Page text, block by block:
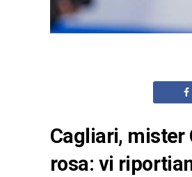
Cagliari, mister
rosa: vi